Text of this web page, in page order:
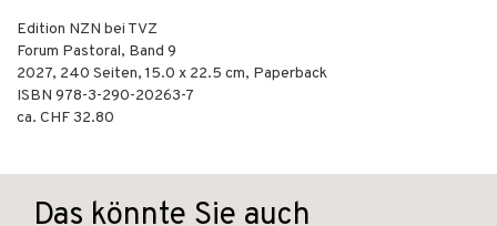
Edition NZN bei TVZ
Forum Pastoral, Band 9
2027, 240 Seiten, 15.0 x 22.5 cm, Paperback
ISBN 978-3-290-20263-7
ca. CHF 32.80
Das könnte Sie auch